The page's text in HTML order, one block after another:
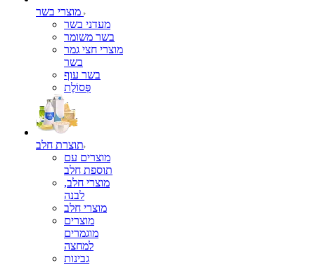
מעדני בשר
בשר משומר
מוצרי חצי גמר
בשר
בשר עוף
פְּסוֹלֶת
תוצרת חלב
מוצרים עם
תוספת חלב
מוצרי חלב,
לבנה
מוצרי חלב
מוצרים
מוגמרים
למחצה
גבינות